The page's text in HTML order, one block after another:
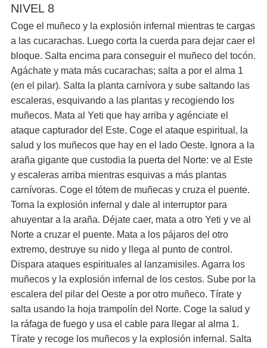
NIVEL 8
Coge el muñeco y la explosión infernal mientras te cargas
a las cucarachas. Luego corta la cuerda para dejar caer el
bloque. Salta encima para conseguir el muñeco del tocón.
Agáchate y mata más cucarachas; salta a por el alma 1
(en el pilar). Salta la planta carnívora y sube saltando las
escaleras, esquivando a las plantas y recogiendo los
muñecos. Mata al Yeti que hay arriba y agénciate el
ataque capturador del Este. Coge el ataque espiritual, la
salud y los muñecos que hay en el lado Oeste. Ignora a la
araña gigante que custodia la puerta del Norte: ve al Este
y escaleras arriba mientras esquivas a más plantas
carnívoras. Coge el tótem de muñecas y cruza el puente.
Torna la explosión infernal y dale al interruptor para
ahuyentar a la araña. Déjate caer, mata a otro Yeti y ve al
Norte a cruzar el puente. Mata a los pájaros del otro
extremo, destruye su nido y llega al punto de control.
Dispara ataques espirituales al lanzamisiles. Agarra los
muñecos y la explosión infernal de los cestos. Sube por la
escalera del pilar del Oeste a por otro muñeco. Tírate y
salta usando la hoja trampolín del Norte. Coge la salud y
la ráfaga de fuego y usa el cable para llegar al alma 1.
Tírate y recoge los muñecos y la explosión infernal. Salta